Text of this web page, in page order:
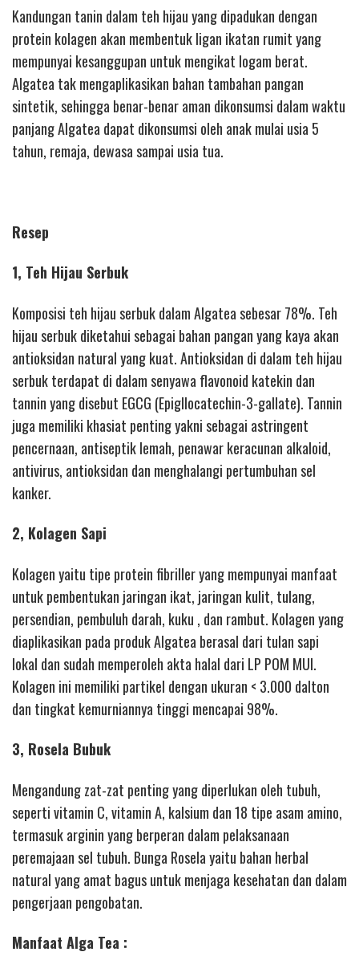
Kandungan tanin dalam teh hijau yang dipadukan dengan
protein kolagen akan membentuk ligan ikatan rumit yang
mempunyai kesanggupan untuk mengikat logam berat.
Algatea tak mengaplikasikan bahan tambahan pangan
sintetik, sehingga benar-benar aman dikonsumsi dalam waktu
panjang Algatea dapat dikonsumsi oleh anak mulai usia 5
tahun, remaja, dewasa sampai usia tua.
Resep
1, Teh Hijau Serbuk
Komposisi teh hijau serbuk dalam Algatea sebesar 78%. Teh
hijau serbuk diketahui sebagai bahan pangan yang kaya akan
antioksidan natural yang kuat. Antioksidan di dalam teh hijau
serbuk terdapat di dalam senyawa flavonoid katekin dan
tannin yang disebut EGCG (Epigllocatechin-3-gallate). Tannin
juga memiliki khasiat penting yakni sebagai astringent
pencernaan, antiseptik lemah, penawar keracunan alkaloid,
antivirus, antioksidan dan menghalangi pertumbuhan sel
kanker.
2, Kolagen Sapi
Kolagen yaitu tipe protein fibriller yang mempunyai manfaat
untuk pembentukan jaringan ikat, jaringan kulit, tulang,
persendian, pembuluh darah, kuku , dan rambut. Kolagen yang
diaplikasikan pada produk Algatea berasal dari tulan sapi
lokal dan sudah memperoleh akta halal dari LP POM MUI.
Kolagen ini memiliki partikel dengan ukuran < 3.000 dalton
dan tingkat kemurniannya tinggi mencapai 98%.
3, Rosela Bubuk
Mengandung zat-zat penting yang diperlukan oleh tubuh,
seperti vitamin C, vitamin A, kalsium dan 18 tipe asam amino,
termasuk arginin yang berperan dalam pelaksanaan
peremajaan sel tubuh. Bunga Rosela yaitu bahan herbal
natural yang amat bagus untuk menjaga kesehatan dan dalam
pengerjaan pengobatan.
Manfaat Alga Tea :